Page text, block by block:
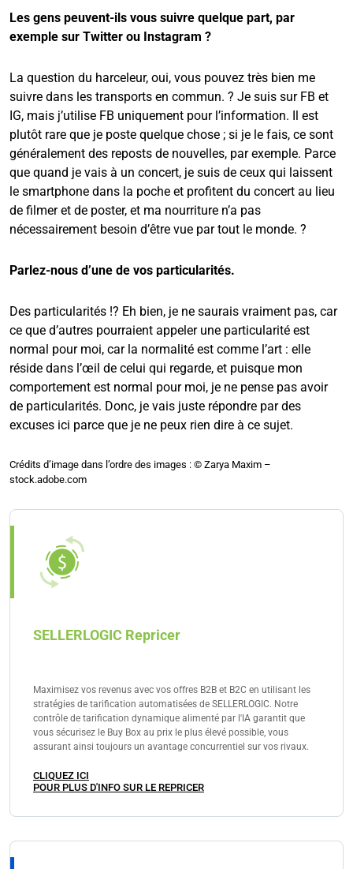
Les gens peuvent-ils vous suivre quelque part, par
exemple sur Twitter ou Instagram ?
La question du harceleur, oui, vous pouvez très bien me
suivre dans les transports en commun. ? Je suis sur FB et
IG, mais j’utilise FB uniquement pour l’information. Il est
plutôt rare que je poste quelque chose ; si je le fais, ce sont
généralement des reposts de nouvelles, par exemple. Parce
que quand je vais à un concert, je suis de ceux qui laissent
le smartphone dans la poche et profitent du concert au lieu
de filmer et de poster, et ma nourriture n’a pas
nécessairement besoin d’être vue par tout le monde. ?
Parlez-nous d’une de vos particularités.
Des particularités !? Eh bien, je ne saurais vraiment pas, car
ce que d’autres pourraient appeler une particularité est
normal pour moi, car la normalité est comme l’art : elle
réside dans l’œil de celui qui regarde, et puisque mon
comportement est normal pour moi, je ne pense pas avoir
de particularités. Donc, je vais juste répondre par des
excuses ici parce que je ne peux rien dire à ce sujet.
Crédits d’image dans l’ordre des images : © Zarya Maxim –
stock.adobe.com
SELLERLOGIC Repricer
Maximisez vos revenus avec vos offres B2B et B2C en utilisant les
stratégies de tarification automatisées de SELLERLOGIC. Notre
contrôle de tarification dynamique alimenté par l'IA garantit que
vous sécurisez le Buy Box au prix le plus élevé possible, vous
assurant ainsi toujours un avantage concurrentiel sur vos rivaux.
CLIQUEZ ICI
POUR PLUS D'INFO SUR LE REPRICER